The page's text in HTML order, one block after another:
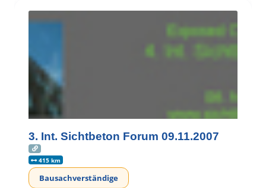
3. Int. Sichtbeton Forum 09.11.2007
415 km
Bausachverständige